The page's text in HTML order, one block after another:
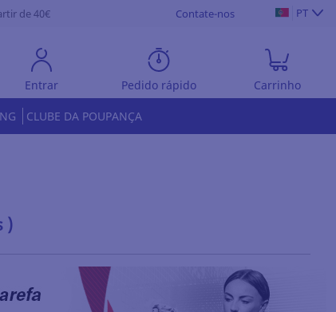
de 40€ Contate-nos PT
Entrar Pedido rápido Carrinho
CLUBE DA POUPANÇA
)